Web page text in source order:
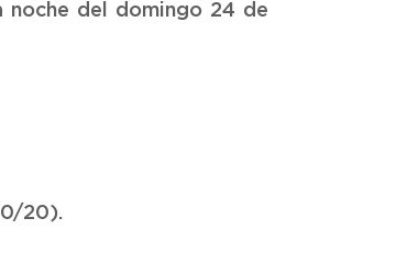
noche del domingo 24 de
20).